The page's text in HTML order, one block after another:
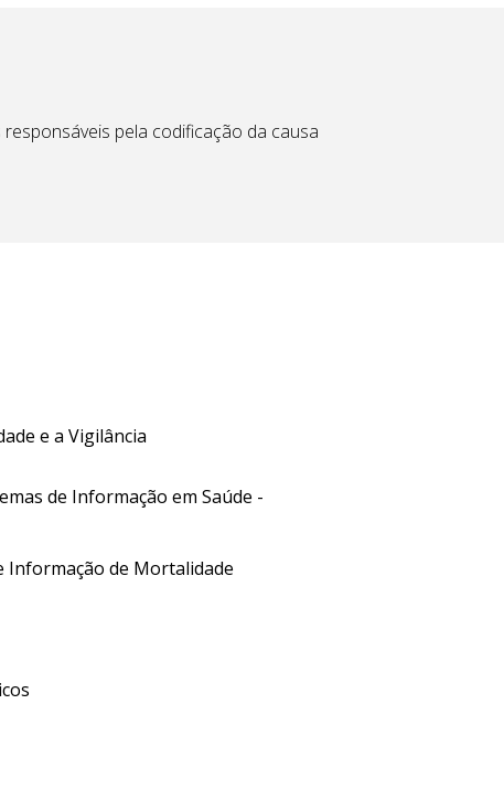
pela codificação da causa
e a Vigilância
de Informação em Saúde -
Informação de Mortalidade